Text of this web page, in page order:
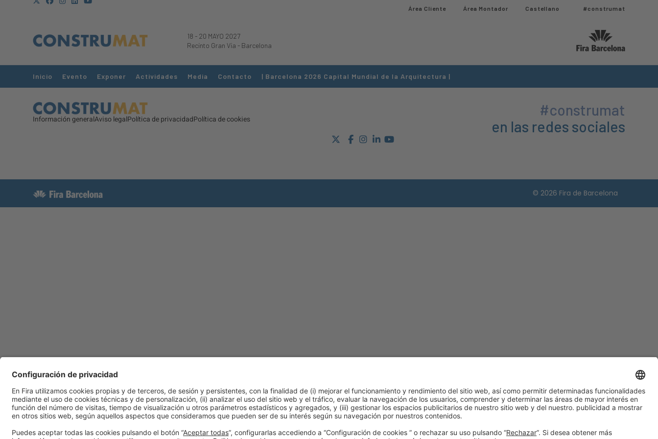
Área Cliente Área Montador Castellano #construmat
18 - 20 MAYO 2027
Recinto Gran Via - Barcelona
Inicio Evento Exponer Actividades Media Contacto | Barcelona 2026 Capital Mundial de la Arquitectura |
Información generalAviso legalPolítica de privacidadPolítica de cookies
#construmat
en las redes sociales
© 2026 Fira de Barcelona
¿Aún no nos sigues en
Instagram?